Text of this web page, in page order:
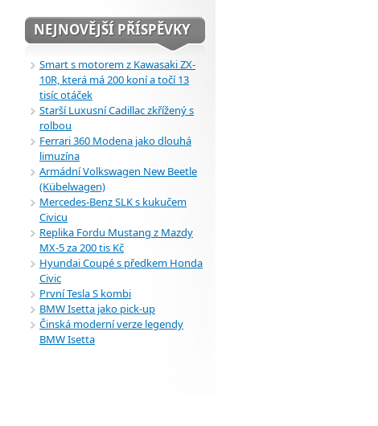
NEJNOVĚJŠÍ PŘÍSPĚVKY
Smart s motorem z Kawasaki ZX-
10R, která má 200 koní a točí 13
tisíc otáček
Starší Luxusní Cadillac zkřížený s
rolbou
Ferrari 360 Modena jako dlouhá
limuzína
Armádní Volkswagen New Beetle
(Kübelwagen)
Mercedes-Benz SLK s kukučem
Civicu
Replika Fordu Mustang z Mazdy
MX-5 za 200 tis Kč
Hyundai Coupé s předkem Honda
Civic
První Tesla S kombi
BMW Isetta jako pick-up
Činská moderní verze legendy
BMW Isetta